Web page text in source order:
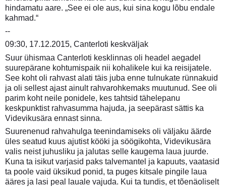
hindamatu aare. „See ei ole aus, kui sina kogu lõbu endale
kahmad.“
--
09:30, 17.12.2015, Canterloti keskväljak
Suur ühismaa Canterloti kesklinnas oli headel aegadel
suurepärane kohtumispaik nii kohalikele kui ka reisijatele.
See koht oli rahvast alati täis juba enne tulnukate rünnakuid
ja oli sellest ajast ainult rahvarohkemaks muutunud. See oli
parim koht neile ponidele, kes tahtsid tähelepanu
keskpunktist rahvasumma hajuda, ja seepärast sättis ka
Videvikusära ennast sinna.
Suurenenud rahvahulga teenindamiseks oli väljaku äärde
üles seatud kuus ajutist kööki ja söögikohta, Videvikusära
valis neist juhusliku ja jalutas selle kaugema laua juurde.
Kuna ta isikut varjasid paks talvemantel ja kapuuts, vaatasid
ta poole vaid üksikud ponid, ta puges kitsale pingile laua
ääres ja lasi peal lauale vajuda. Kui ta tundis, et tõenäoliselt